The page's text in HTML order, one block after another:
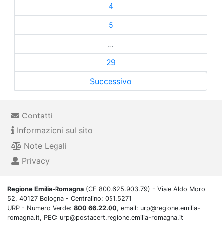
4
5
…
29
Successivo
Contatti
Informazioni sul sito
Note Legali
Privacy
Regione Emilia-Romagna (CF 800.625.903.79) - Viale Aldo Moro
52, 40127 Bologna - Centralino: 051.5271
URP - Numero Verde: 800 66.22.00, email: urp@regione.emilia-
romagna.it, PEC: urp@postacert.regione.emilia-romagna.it